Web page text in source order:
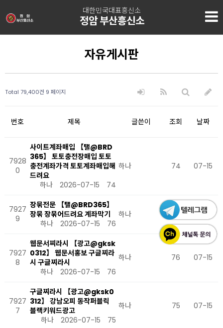
대한민국대표흥신소
정암 부산흥신소
자유게시판
Total 79,400건 9 페이지
번호 제목 글쓴이 조회 날짜
7928
0
사이트계좌매입 【탤@BRD
365】 토토충전장매입 토토
충전계좌가격 토토계좌매입해
드려요
하나
2026-07-15 74
하나 74 07-15
7927
9
장묶전문 【탤@BRD365】
장묶 장묶어드려요 계좌막기
하나
2026-07-15 76
하나 76 07-15
7927
8
웹문서찌라시 【광고@gksk
0312】 웹문서홍보 구글찌라
시 구글찌라시
하나
2026-07-15 76
하나 76 07-15
7927
7
구글찌라시 【광고@gksk0
312】 강남오피 동작퍼블릭
블랙키워드광고
하나
2026-07-15 75
하나 75 07-15